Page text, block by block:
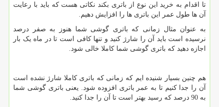
تا اقدام به خرید این نوع از باتری بکند نکاتی هست که باید با رعایت
آن ها طول عمر این باتری ها را افزایش دهیم.
به عنوان مثال زمانی که باتری گوشی شما هنوز به صفر درصد
نرسیده است باید آن را شارژ کنید و تنها کافی است تا در ماه یک بار
اجازه دهید که باتری گوشی شما کاملا خالی شود.
هم چنین بسیار شنیده ایم که زمانی که باتری کاملا شارژ نشده است
آن را جدا کنیم تا به عمر باتری افزوده شود. یعنی باتری گوشی شما
به 90 درصد که رسید بهتر است تا آن را جدا کنید.